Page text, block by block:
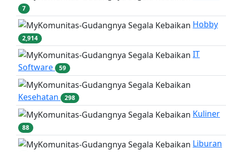
7
Hobby
2,914
IT
Software
59
Kesehatan 298
Kuliner
88
Liburan